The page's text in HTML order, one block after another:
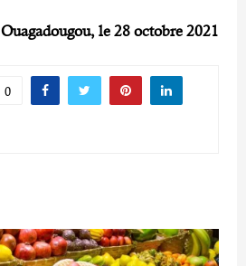
Ouagadougou, le 28 octobre 2021
0